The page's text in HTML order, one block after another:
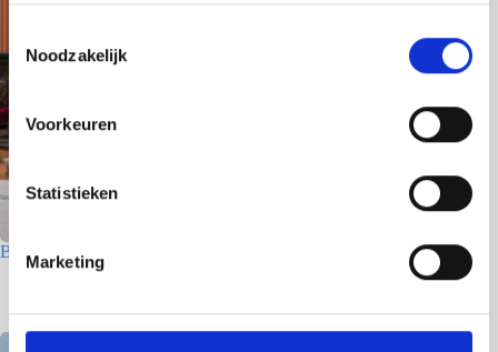
o
s
t
e
m
i
Noodzakelijk
Voorkeuren
Statistieken
Marketing
Bedrijfsgebouw – Den Helder